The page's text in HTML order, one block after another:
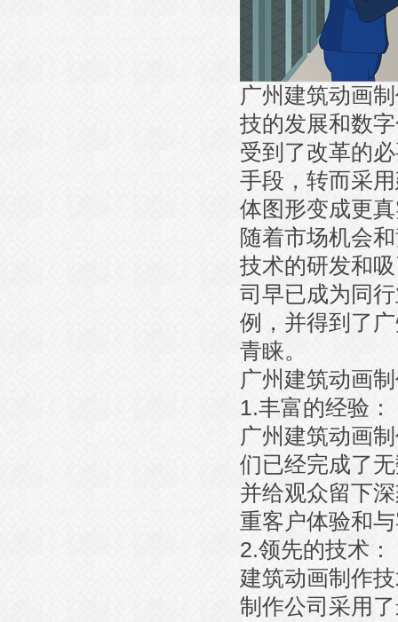
广州建筑动画
技的发展和数
受到了改革的
手段，转而采
体图形变成更
随着市场机会
技术的研发和
司早已成为同
例，并得到了
青睐。
广州建筑动画
1.丰富的经验：
广州建筑动画
们已经完成了
并给观众留下
重客户体验和
2.领先的技术：
建筑动画制作
制作公司采用